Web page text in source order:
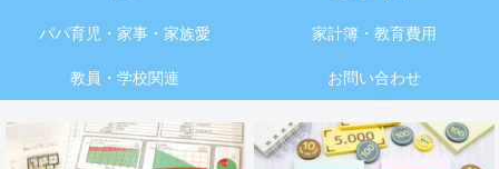
パパ育児・家事・家族愛 家計簿・教育費用
教員・学校関連 お問い合わせ